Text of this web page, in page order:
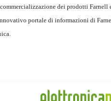
dei prodotti Farnell
portale di informazioni di